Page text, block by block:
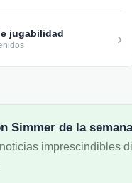
jugabilidad ›
Simmer de la semana
imprescindibles